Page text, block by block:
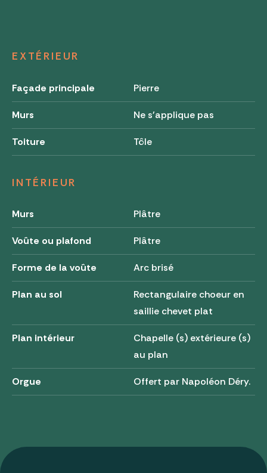
EXTÉRIEUR
Façade principale Pierre
Murs Ne s'applique pas
Toiture Tôle
INTÉRIEUR
Murs Plâtre
Voûte ou plafond Plâtre
Forme de la voûte Arc brisé
Plan au sol
Rectangulaire choeur en
saillie chevet plat
Plan intérieur
Chapelle (s) extérieure (s)
au plan
Orgue Offert par Napoléon Déry.